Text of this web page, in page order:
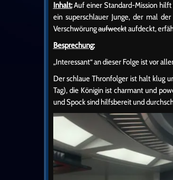
Inhalt:Auf einer Standard-Mission
ein superschlauer Junge, der mal
Verschwörungaufwecktaufdeckt,
Besprechung:
„Interessant“ an dieser Folge ist vor
Der schlaue Thronfolger ist halt klug
Tag), die Königin ist charmant und
und Spock sind hilfsbereit und